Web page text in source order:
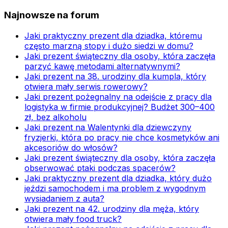
Najnowsze na forum
Jaki praktyczny prezent dla dziadka, któremu
często marzną stopy i dużo siedzi w domu?
Jaki prezent świąteczny dla osoby, która zaczęła
parzyć kawę metodami alternatywnymi?
Jaki prezent na 38. urodziny dla kumpla, który
otwiera mały serwis rowerowy?
Jaki prezent pożegnalny na odejście z pracy dla
logistyka w firmie produkcyjnej? Budżet 300–400
zł, bez alkoholu
Jaki prezent na Walentynki dla dziewczyny
fryzjerki, która po pracy nie chce kosmetyków ani
akcesoriów do włosów?
Jaki prezent świąteczny dla osoby, która zaczęła
obserwować ptaki podczas spacerów?
Jaki praktyczny prezent dla dziadka, który dużo
jeździ samochodem i ma problem z wygodnym
wysiadaniem z auta?
Jaki prezent na 42. urodziny dla męża, który
otwiera mały food truck?